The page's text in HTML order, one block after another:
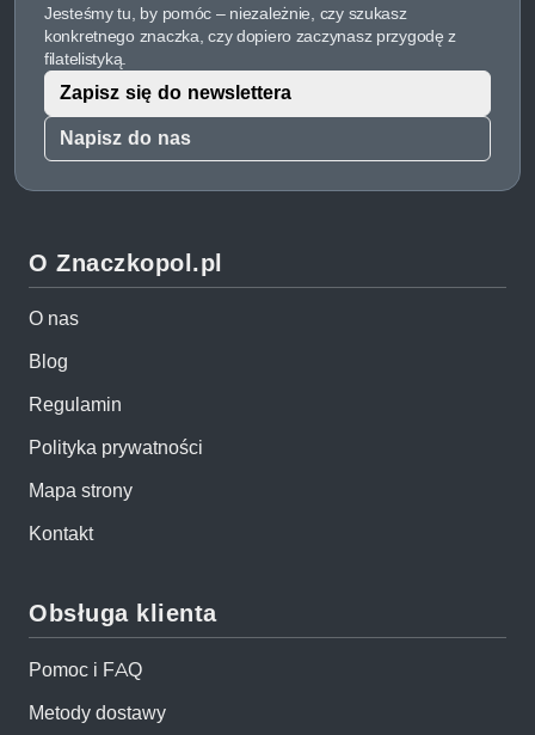
Jesteśmy tu, by pomóc – niezależnie, czy szukasz
konkretnego znaczka, czy dopiero zaczynasz przygodę z
filatelistyką.
Napisz do nas
Zapisz się do newslettera
O Znaczkopol.pl
O nas
Blog
Regulamin
Polityka prywatności
Mapa strony
Kontakt
Obsługa klienta
Pomoc i FAQ
Metody dostawy